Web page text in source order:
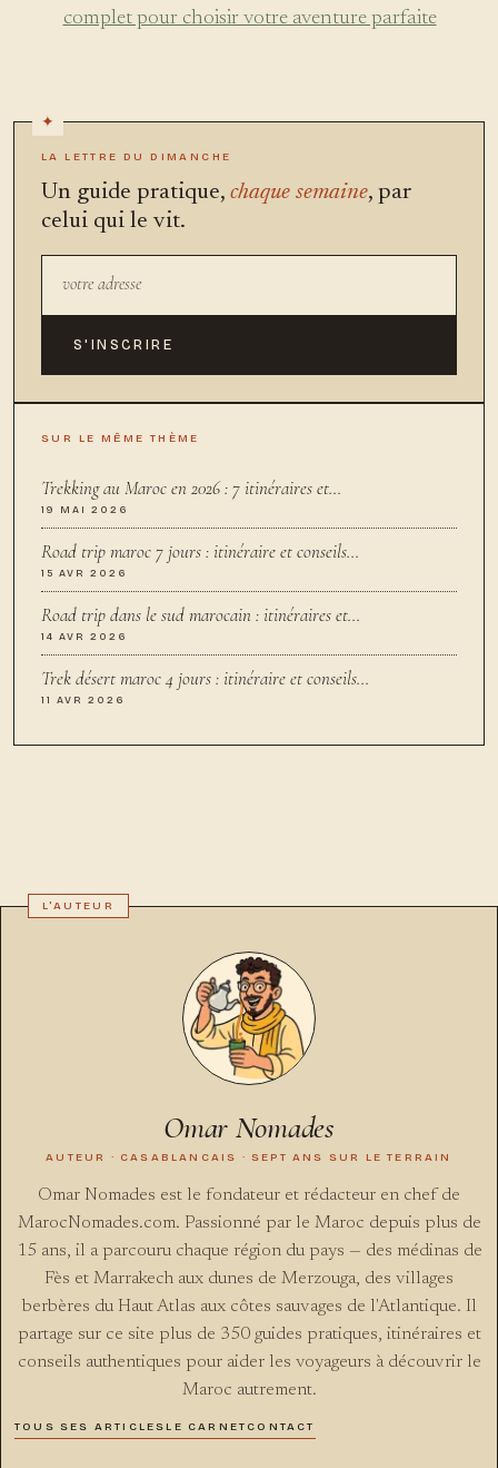
complet pour choisir votre aventure parfaite
LA LETTRE DU DIMANCHE
Un guide pratique, chaque semaine, par
celui qui le vit.
S'INSCRIRE
SUR LE MÊME THÈME
Trekking au Maroc en 2026 : 7 itinéraires et…
19 MAI 2026
Road trip maroc 7 jours : itinéraire et conseils…
15 AVR 2026
Road trip dans le sud marocain : itinéraires et…
14 AVR 2026
Trek désert maroc 4 jours : itinéraire et conseils…
11 AVR 2026
Omar Nomades
AUTEUR · CASABLANCAIS · SEPT ANS SUR LE TERRAIN
Omar Nomades est le fondateur et rédacteur en chef de
MarocNomades.com. Passionné par le Maroc depuis plus de
15 ans, il a parcouru chaque région du pays — des médinas de
Fès et Marrakech aux dunes de Merzouga, des villages
berbères du Haut Atlas aux côtes sauvages de l'Atlantique. Il
partage sur ce site plus de 350 guides pratiques, itinéraires et
conseils authentiques pour aider les voyageurs à découvrir le
Maroc autrement.
TOUS SES ARTICLESLE CARNET CONTACT